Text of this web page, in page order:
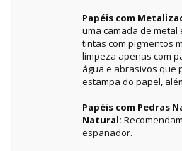
Papéis com
uma camada de metal
tintas com pigmentos
limpeza apenas com
água e abrasivos que
estampa do papel,
Papéis com Pedras
Natural:
espanador.